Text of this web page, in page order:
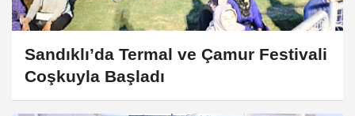
Sandıklı’da Termal ve Çamur Festivali
Coşkuyla Başladı